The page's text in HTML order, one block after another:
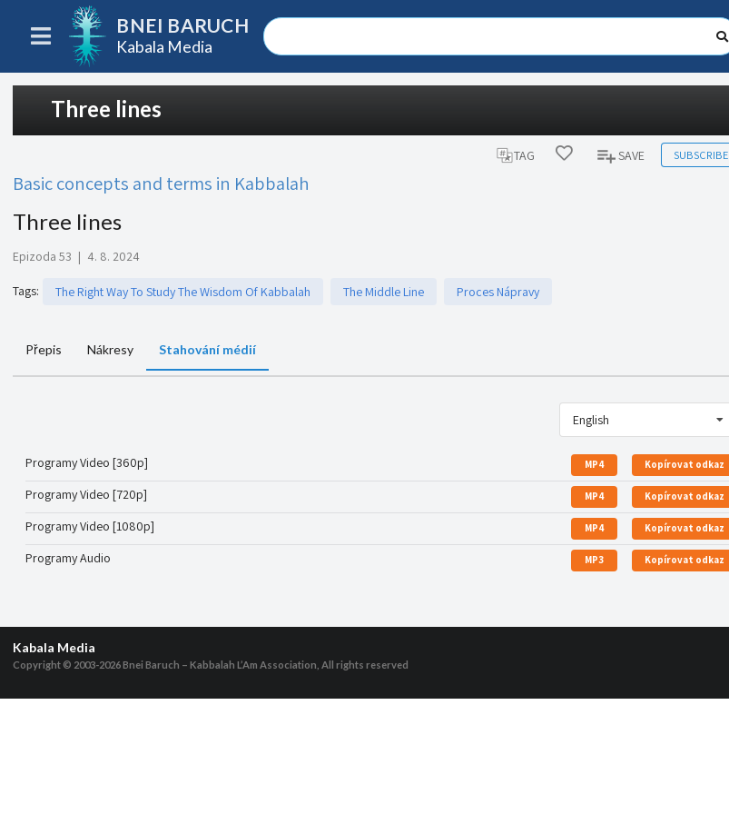
BNEI BARUCH
Kabala Media
Three lines
TAG SAVE SUBSCRIBE
Basic concepts and terms in Kabbalah
Three lines
Epizoda 53 | 4. 8. 2024
Tags: The Right Way To Study The Wisdom Of Kabbalah The Middle Line Proces Nápravy
Přepis Nákresy Stahování médií
English
Programy Video [360p] MP4 Kopírovat odkaz
Programy Video [720p] MP4 Kopírovat odkaz
Programy Video [1080p] MP4 Kopírovat odkaz
Programy Audio MP3 Kopírovat odkaz
Kabala Media
Copyright © 2003-2026Bnei Baruch – Kabbalah L’Am Association, All rights reserved